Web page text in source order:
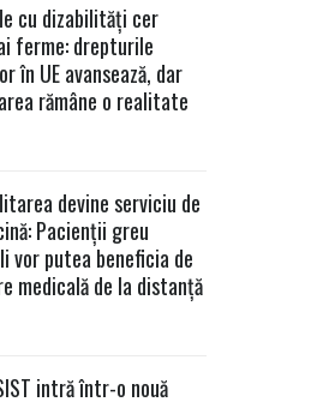
cu dizabilități cer
ferme: drepturile
în UE avansează, dar
rămâne o realitate
devine serviciu de
Pacienții greu
vor putea beneficia de
medicală de la distanță
intră într-o nouă